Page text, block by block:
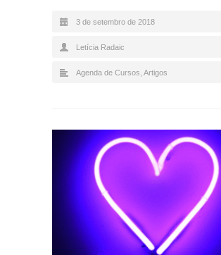
3 de setembro de 2018
Letícia Radaic
Agenda de Cursos Artigos